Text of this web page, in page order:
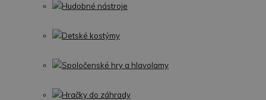
Hudobné nástroje
Detské kostýmy
Spoločenské hry a hlavolamy
Hračky do záhrady